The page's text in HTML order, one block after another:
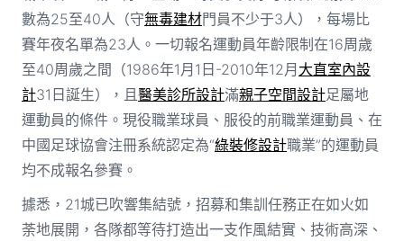
數為25至40人（守無毒建材門員不少于3人），每場比
賽年夜名單為23人。一切報名運動員年齡限制在16周歲
至40周歲之間（1986年1月1日-2010年12月 大直室內設
計31日誕生），且醫美診所設計滿親子空間設計足屬地
運動員的條件。現役職業球員、服役的前職業運動員、在
中國足球協會注冊系統認定為“綠裝修設計職業”的運動員
均不成報名參賽。
據悉，21城已吹響集結號，招募和集訓任務正在如火如
荼地展開，各隊都等待打造出一支作風結實、技術高深、